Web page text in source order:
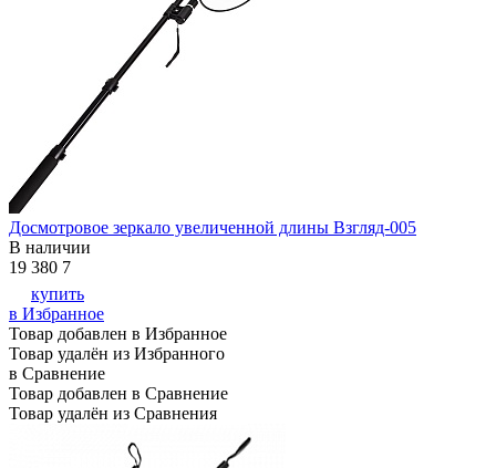
Досмотровое зеркало увеличенной длины Взгляд-005
В наличии
19 380 7
купить
в Избранное
Товар добавлен в Избранное
Товар удалён из Избранного
в Сравнение
Товар добавлен в Сравнение
Товар удалён из Сравнения